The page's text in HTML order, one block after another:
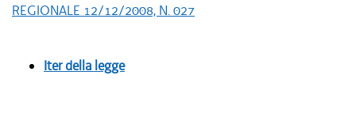
REGIONALE 12/12/2008, N. 027
Iter della legge